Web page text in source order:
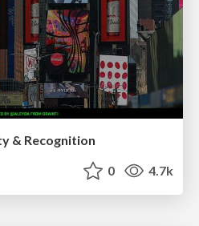
& Recognition
0 4.7k